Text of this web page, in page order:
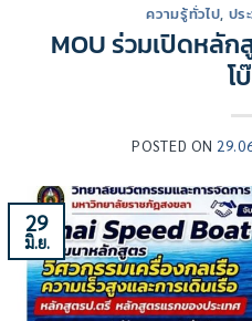
ความรู้ทั่วไป, ปร
MOU ร่วมเปิดหลั
โ
POSTED ON
29
มิ.ย.